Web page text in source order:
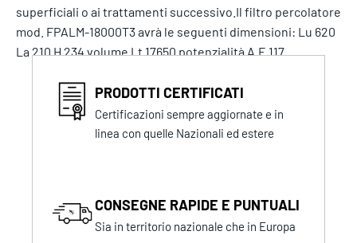
superficiali o ai trattamenti successivo.Il filtro percolatore
mod. FPALM-18000T3 avrà le seguenti dimensioni: Lu 620
La 210 H 234 volume Lt 17650 potenzialità A.E 117
PRODOTTI CERTIFICATI
Certificazioni sempre aggiornate e in
linea con quelle Nazionali ed estere
CONSEGNE RAPIDE E PUNTUALI
Sia in territorio nazionale che in Europa